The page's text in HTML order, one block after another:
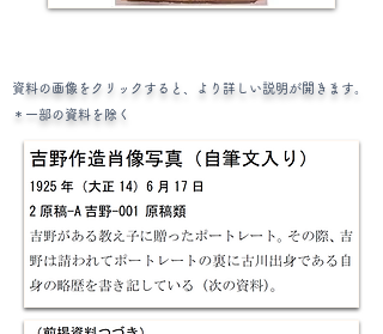
​資料の画像をクリックすると、より詳しい説明が開きます。
​＊一部の資料を除く